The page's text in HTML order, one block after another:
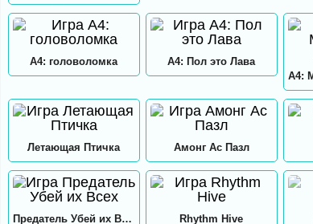
А4: головоломка
А4: Пол это Лава
Летающая Птичка Амонг Ас Пазл
Предатель Убей их Всех Rhythm Hive